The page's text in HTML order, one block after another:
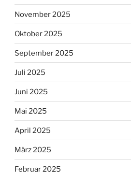
November 2025
Oktober 2025
September 2025
Juli 2025
Juni 2025
Mai 2025
April 2025
März 2025
Februar 2025